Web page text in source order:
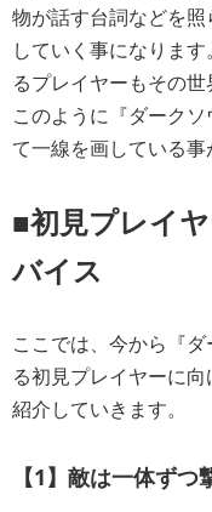
物が話す台詞などを
していく事になりま
るプレイヤーもその世
このように『ダーク
て一線を画している事
■初見プレイ
バイス
ここでは、今から『
る初見プレイヤーに
紹介していきます。
【1】敵は一体ずつ